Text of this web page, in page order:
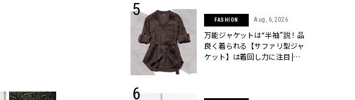
FASHION Aug, 6, 2026
万能ジャケットは“半袖”説！品
良く着られる【サファリ型ジャ
ケット】は着回し力に注目 |